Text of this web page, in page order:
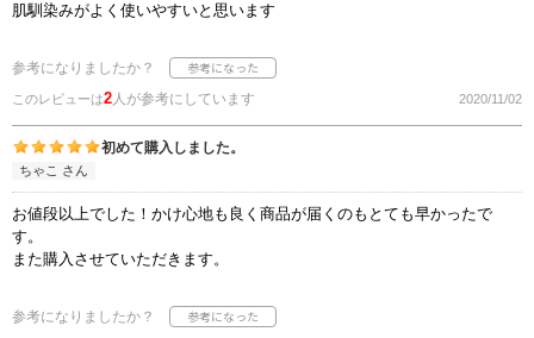
肌馴染みがよく使いやすいと思います
参考になりましたか？
このレビューは2人が参考にしています 2020/11/02
初めて購入しました。
ちゃこ さん
お値段以上でした！かけ心地も良く商品が届くのもとても早かったで
す。
また購入させていただきます。
参考になりましたか？